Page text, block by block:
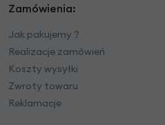
Zamówienia:
Jak pakujemy ?
Realizacje zamówień
Koszty wysyłki
Zwroty towaru
Reklamacje